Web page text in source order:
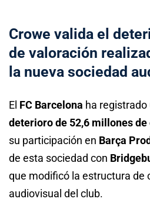
Crowe valida el
de valoración
la nueva sociedad
El FC Barcelona ha registrado
deterioro de 52,6 millones de
su participación en Barça
de esta sociedad con
que modificó la estructura de
audiovisual del club.